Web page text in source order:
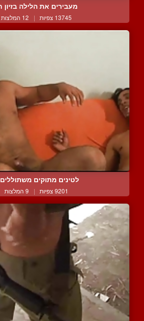
מעבירים את הלילה בזיון
13745 צפיות | 12 המלצות
לטינים מתוקים משתוללים
9201 צפיות | 9 המלצות